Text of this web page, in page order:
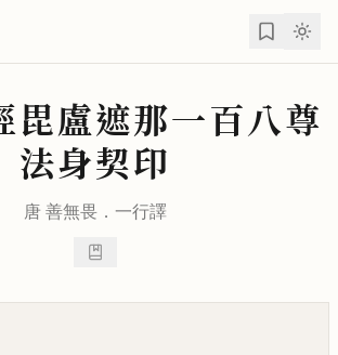
毘盧遮那一百八尊
法身契印
唐善無畏 ． 一行譯